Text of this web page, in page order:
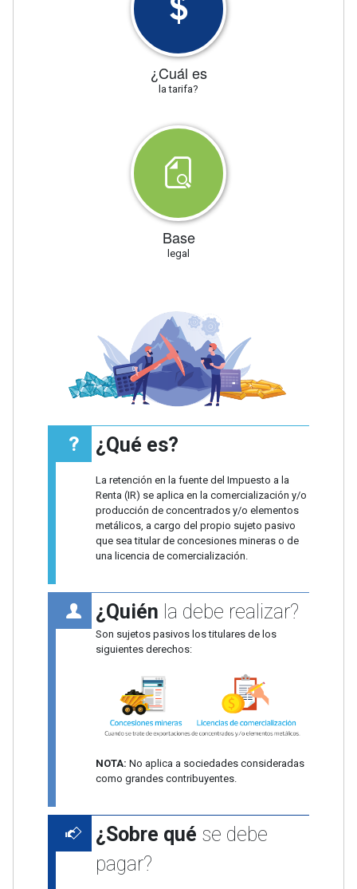
¿Cuál es
la tarifa?
Base
legal
¿Qué es?
La retención en la fuente del Impuesto a la
Renta (IR) se aplica en la comercialización y/o
producción de concentrados y/o elementos
metálicos, a cargo del propio sujeto pasivo
que sea titular de concesiones mineras o de
una licencia de comercialización.
¿Quién la debe realizar?
Son sujetos pasivos los titulares de los
siguientes derechos:
NOTA: No aplica a sociedades consideradas
como grandes contribuyentes.
¿Sobre qué se debe
pagar?